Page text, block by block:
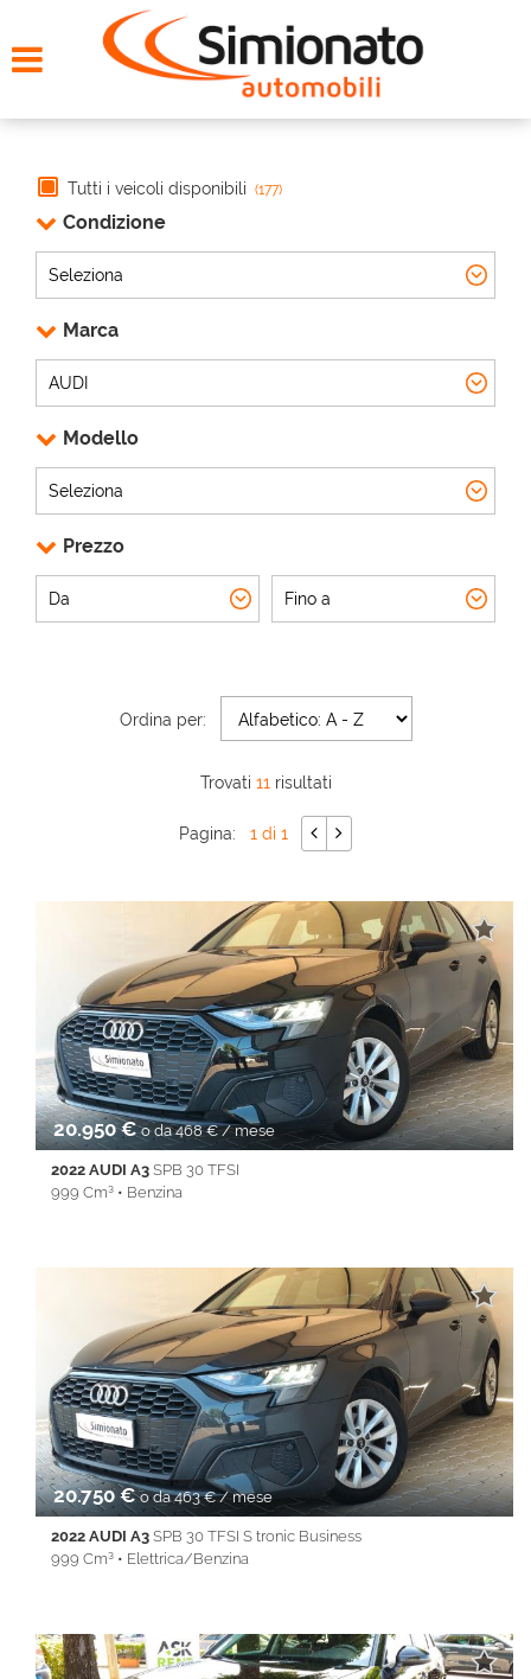
NOLEGGIO
CONTATTI
CHI SIAMO
AREA COMMERCIANTI
Tutti i veicoli disponibili (177)
Condizione
Marca
Modello
Prezzo
Ordina per:
Trovati 11risultati
Pagina: 1 di 1
20.950 €o da 468 € / mese
2022 AUDI A3 SPB 30 TFSI
999 Cm³ • Benzina
• Alzacristalli elettrici • Android Auto • Apple CarPlay • Autoradio
• Bluetooth • Cerchi in lega • Chiusura centralizzata •
Climatizzatore • Controllo trazione • Cruise Control • ESP • Full
LED • Immobilizzatore elettronico • Isofix • Keyless • Servosterzo
• Specchietti laterali elettrici • Touch screen • USB • Vivavoce •
Volante multifunzione
20.750 €o da 463 € / mese
2022 AUDI A3 SPB 30 TFSI S tronic Business
999 Cm³ • Elettrica/Benzina
Airbag testa • Alzacristalli elettrici • Android Auto • Apple
CarPlay • Autoradio • Bluetooth • Cerchi in lega • Chiusura